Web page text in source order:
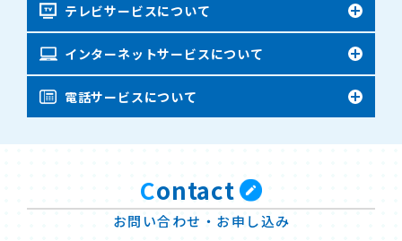
ケーブルテレビとは何ですか？
専用のケーブル線を通じて、映像・音声をお届けする有線テ
レビサービスです。
電波障害などに強く、クリアで安定した映像をお楽しみい
ただけます。
ケーブルテレビのインターネットとは何ですか？
です。
インターネットだけの加入も可能ですか？
テレビサービスについて
ケーブルテレビが映りません
1. テレビのチャンネルが、外部入力（ライン1や2など）で
ケーブルテレビに選択されているかご確認ください。
動画での案内はこちら
2. 電源ケーブル、同軸ケーブル、テレビとの配線状況をご
4.リセットボタンがない場合は、電源ケーブルを抜いて、
2〜3分ほどおいて、差し直してください。
インターネットサービスについて
インターネットが繋がらない
・お家の中のすべての端末が繋がらない
いて差し直してください。
合は、モデムのランプを確認し、明石ケーブルテレビまで
お問い合わせください。
動画での案内はこちら
電話サービスについて
auひかり電話サービスの方もそのまま継続してご利用いた
だけます。
また、新しく電話番号を発番することも可能です。
Contact
お問い合わせ・お申し込み